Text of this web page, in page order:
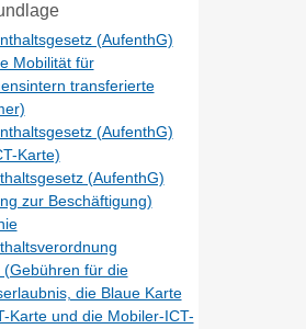
(AufenthG)
Mobilität für
transferierte
(AufenthG)
Karte)
(AufenthG)
zur Beschäftigung)
(Gebühren für die
die Blaue Karte
Karte und die Mobiler-ICT-